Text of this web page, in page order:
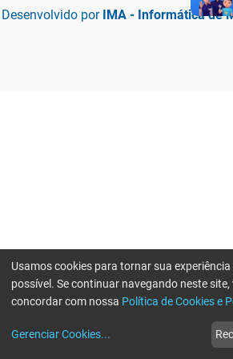
Desenvolvido por IMA - Informática de
Usamos cookies para tornar sua experiência
possível. Se continuar navegando neste site,
concordar com nossa Política de Cookies e
Gerenciar Cookies...
Erro ao enviar informações, por favor